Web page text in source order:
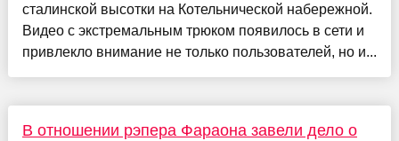
сталинской высотки на Котельнической набережной.
Видео с экстремальным трюком появилось в сети и
привлекло внимание не только пользователей, но и...
В отношении рэпера Фараона завели дело о